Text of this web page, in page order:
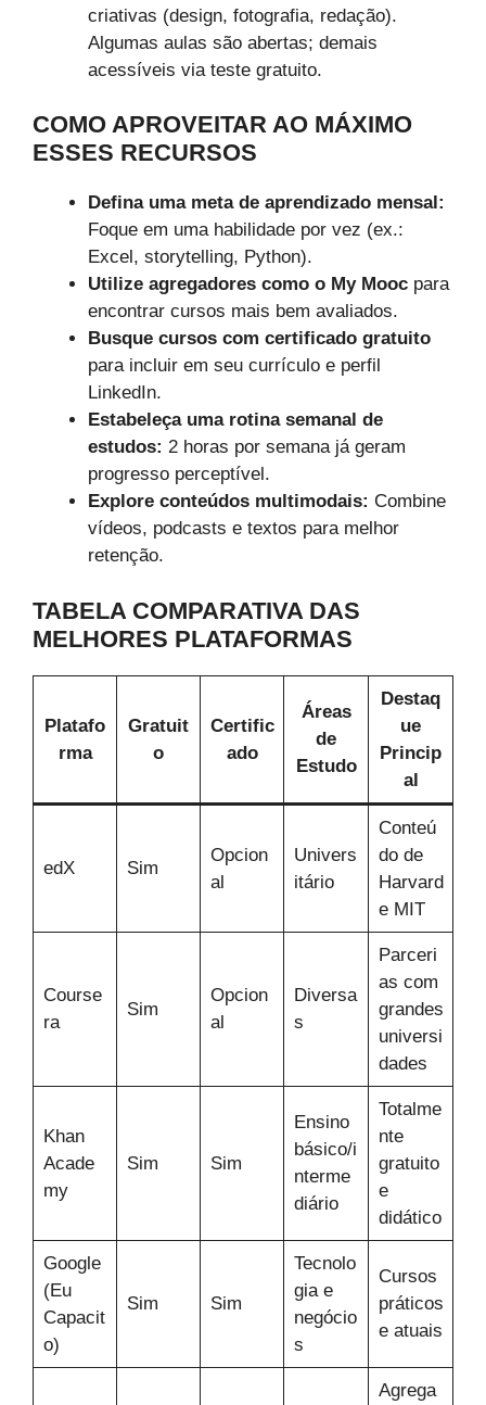
criativas (design, fotografia, redação).
Algumas aulas são abertas; demais
acessíveis via teste gratuito.
COMO APROVEITAR AO MÁXIMO
ESSES RECURSOS
Defina uma meta de aprendizado mensal:
Foque em uma habilidade por vez (ex.:
Excel, storytelling, Python).
Utilize agregadores como o My Mooc para
encontrar cursos mais bem avaliados.
Busque cursos com certificado gratuito
para incluir em seu currículo e perfil
LinkedIn.
Estabeleça uma rotina semanal de
estudos: 2 horas por semana já geram
progresso perceptível.
Explore conteúdos multimodais: Combine
vídeos, podcasts e textos para melhor
retenção.
TABELA COMPARATIVA DAS
MELHORES PLATAFORMAS
Platafo
rma
Gratuit
o
Certific
ado
Áreas
de
Estudo
Destaq
ue
Princip
al
edX Sim
Opcion
al
Univers
itário
Conteú
do de
Harvard
e MIT
Course
ra
Sim
Opcion
al
Diversa
s
Parceri
as com
grandes
universi
dades
Khan
Acade
my
Sim Sim
Ensino
básico/i
nterme
diário
Totalme
nte
gratuito
e
didático
Google
(Eu
Capacit
o)
Sim Sim
Tecnolo
gia e
negócio
s
Cursos
práticos
e atuais
Agrega